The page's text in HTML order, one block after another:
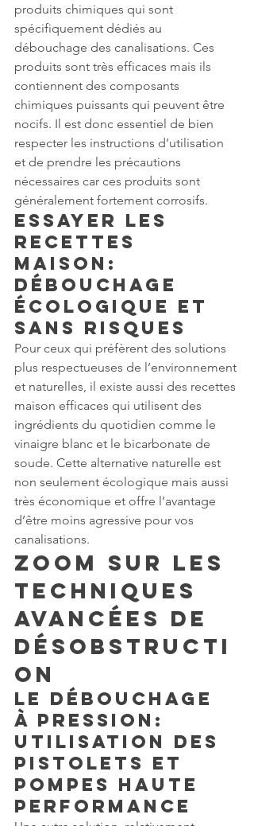
produits chimiques qui sont
spécifiquement dédiés au
débouchage des canalisations. Ces
produits sont très efficaces mais ils
contiennent des composants
chimiques puissants qui peuvent être
nocifs. Il est donc essentiel de bien
respecter les instructions d’utilisation
et de prendre les précautions
nécessaires car ces produits sont
généralement fortement corrosifs.
Essayer les
Recettes
Maison:
Débouchage
Écologique et
Sans Risques
Pour ceux qui préfèrent des solutions
plus respectueuses de l’environnement
et naturelles, il existe aussi des recettes
maison efficaces qui utilisent des
ingrédients du quotidien comme le
vinaigre blanc et le bicarbonate de
soude. Cette alternative naturelle est
non seulement écologique mais aussi
très économique et offre l’avantage
d’être moins agressive pour vos
canalisations.
Zoom sur les
Techniques
Avancées de
Désobstructi
on
Le Débouchage
à Pression:
Utilisation des
Pistolets et
Pompes Haute
Performance